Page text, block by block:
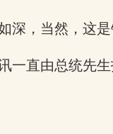
，当然，这
直由总统先